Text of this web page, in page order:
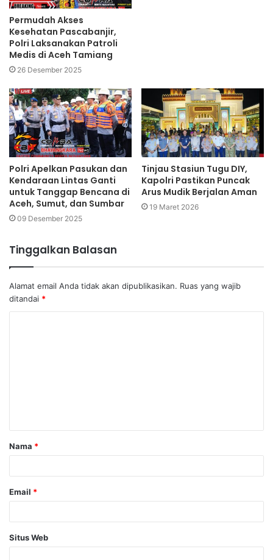
Permudah Akses
Kesehatan Pascabanjir,
Polri Laksanakan Patroli
Medis di Aceh Tamiang
26 Desember 2025
Polri Apelkan Pasukan dan
Kendaraan Lintas Ganti
untuk Tanggap Bencana di
Aceh, Sumut, dan Sumbar
09 Desember 2025
Tinjau Stasiun Tugu DIY,
Kapolri Pastikan Puncak
Arus Mudik Berjalan Aman
19 Maret 2026
Tinggalkan Balasan
Alamat email Anda tidak akan dipublikasikan. Ruas yang wajib
ditandai *
a
r
Nama *
Email *
Situs Web